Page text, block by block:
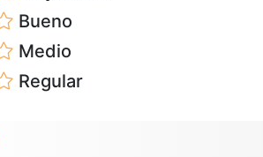
Bueno
Medio
Regular